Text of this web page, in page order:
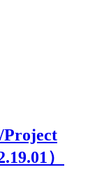
Project
）